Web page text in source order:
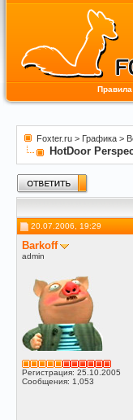
Правила
Foxter.ru > Графика >
HotDoor
20.07.2006, 19:29
Barkoff
admin
Регистрация: 25.10.2005
Сообщения: 1,053